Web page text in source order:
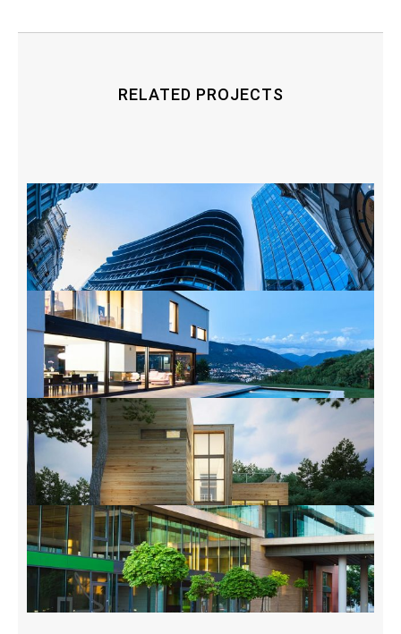
RELATED PROJECTS